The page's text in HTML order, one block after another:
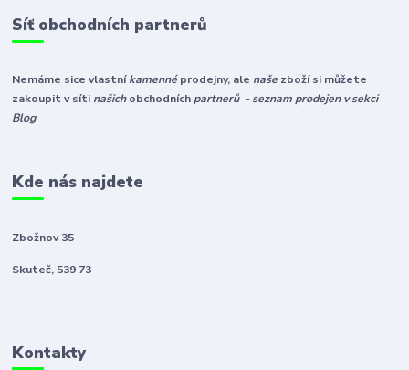
Síť obchodních partnerů
Nemáme sice vlastníkamennéprodejny, ale naše zboží si můžete
zakoupit v síti našichobchodníchpartnerů - seznam prodejen v sekci
Blog
Kde nás najdete
Zbožnov 35
Skuteč, 539 73
Kontakty